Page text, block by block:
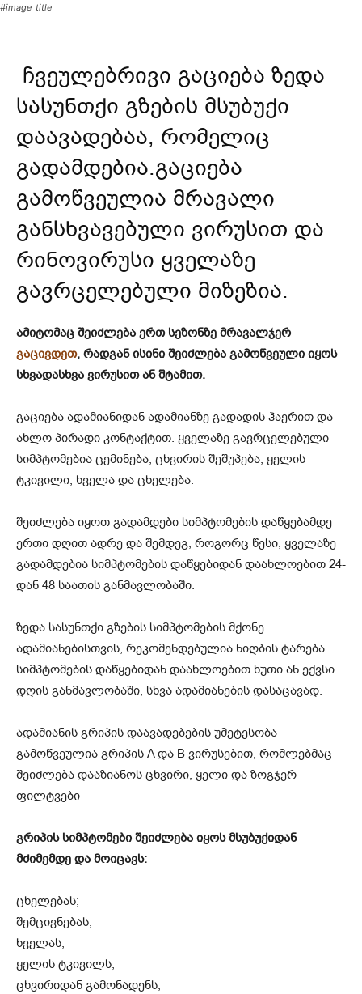
#image_title
ჩვეულებრივი გაციება ზედა
სასუნთქი გზების მსუბუქი
დაავადებაა, რომელიც
გადამდებია.გაციება
გამოწვეულია მრავალი
განსხვავებული ვირუსით და
რინოვირუსი ყველაზე
გავრცელებული მიზეზია.
ამიტომაც შეიძლება ერთ სეზონზე მრავალჯერ
გაცივდეთ, რადგან ისინი შეიძლება გამოწვეული იყოს
სხვადასხვა ვირუსით ან შტამით.
გაციება ადამიანიდან ადამიანზე გადადის ჰაერით და
ახლო პირადი კონტაქტით. ყველაზე გავრცელებული
სიმპტომებია ცემინება, ცხვირის შეშუპება, ყელის
ტკივილი, ხველა და ცხელება.
შეიძლება იყოთ გადამდები სიმპტომების დაწყებამდე
ერთი დღით ადრე და შემდეგ, როგორც წესი, ყველაზე
გადამდებია სიმპტომების დაწყებიდან დაახლოებით 24-
დან 48 საათის განმავლობაში.
ზედა სასუნთქი გზების სიმპტომების მქონე
ადამიანებისთვის, რეკომენდებულია ნიღბის ტარება
სიმპტომების დაწყებიდან დაახლოებით ხუთი ან ექვსი
დღის განმავლობაში, სხვა ადამიანების დასაცავად.
ადამიანის გრიპის დაავადებების უმეტესობა
გამოწვეულია გრიპის A და B ვირუსებით, რომლებმაც
შეიძლება დააზიანოს ცხვირი, ყელი და ზოგჯერ
ფილტვები
გრიპის სიმპტომები შეიძლება იყოს მსუბუქიდან
მძიმემდე და მოიცავს:
ცხელებას;
შემცივნებას;
ხველას;
ყელის ტკივილს;
ცხვირიდან გამონადენს;